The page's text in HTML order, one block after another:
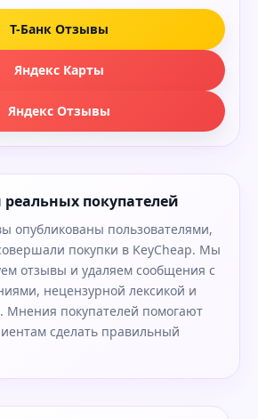
Т-Банк Отзывы
Яндекс Карты
Яндекс Отзывы
покупателей
опубликованы пользователями,
покупки в KeyCheap. Мы
отзывы и удаляем сообщения с
нецензурной лексикой и
Мнения покупателей помогают
сделать правильный